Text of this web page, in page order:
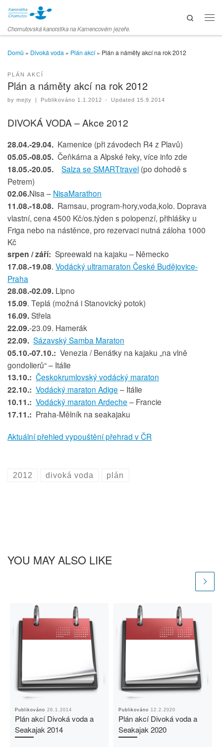
Skip to content
Chomutovská kanoistika na Kamencovém jezeře.
Search
Domů » Divoká voda » Plán akcí » Plán a náměty akcí na rok 2012
PLÁN AKCÍ
Plán a náměty akcí na rok 2012
by mejty | Publikováno 1.1.2012 - Updated 15.9.2014
DIVOKÁ VODA – Akce 2012
28.04.-29.04. Kamenice (při závodech R4 z Plavů)
05.05.-08.05. Čeňkárna a Alpské řeky, více info zde
18.05.-20.05. Salza se SMARTtravel (po dohodě s
Petrem)
02.06.Nisa – NisaMarathon
11.08.-18.08. Ramsau, program-hory,voda,kolo. Doprava
vlastní, cena 4500 Kč/os.týden s polopenzí, přihlášky u
Friga nebo na nástěnce, pro rezervaci nutná záloha 1000
Kč
srpen / září: Spreewald na kajaku – Německo
17.08.-19.08. Vodácký ultramaraton České Budějovice-
Praha
28.08.-02.09. Lipno
15.09. Teplá (možná i Stanovický potok)
16.09.Střela
22.09.-23.09. Hamerák
22.09. Sázavský Samba Maraton
05.10.-07.10.: Venezia / Benátky na kajaku „na vlně
gondolierů“ – Itálie
13.10.: Českokrumlovský vodácký maraton
22.10.: Vodácký maraton Adige – Itálie
10.11.: Vodácký maraton Ardeche – Francie
17.11.: Praha-Mělník na seakajaku
Aktuální přehled vypouštění přehrad v ČR
2012 divoká voda plán
YOU MAY ALSO LIKE
Publikováno26.1.2014
Plán akcí Divoká voda a
Seakajak 2014
Publikováno12.2.2020
Plán akcí Divoká voda a
Seakajak 2020